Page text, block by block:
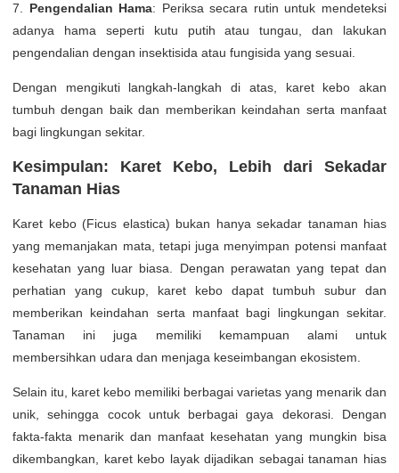
7. Pengendalian Hama: Periksa secara rutin untuk mendeteksi
adanya hama seperti kutu putih atau tungau, dan lakukan
pengendalian dengan insektisida atau fungisida yang sesuai.
Dengan mengikuti langkah-langkah di atas, karet kebo akan
tumbuh dengan baik dan memberikan keindahan serta manfaat
bagi lingkungan sekitar.
Kesimpulan: Karet Kebo, Lebih dari Sekadar
Tanaman Hias
Karet kebo (Ficus elastica) bukan hanya sekadar tanaman hias
yang memanjakan mata, tetapi juga menyimpan potensi manfaat
kesehatan yang luar biasa. Dengan perawatan yang tepat dan
perhatian yang cukup, karet kebo dapat tumbuh subur dan
memberikan keindahan serta manfaat bagi lingkungan sekitar.
Tanaman ini juga memiliki kemampuan alami untuk
membersihkan udara dan menjaga keseimbangan ekosistem.
Selain itu, karet kebo memiliki berbagai varietas yang menarik dan
unik, sehingga cocok untuk berbagai gaya dekorasi. Dengan
fakta-fakta menarik dan manfaat kesehatan yang mungkin bisa
dikembangkan, karet kebo layak dijadikan sebagai tanaman hias